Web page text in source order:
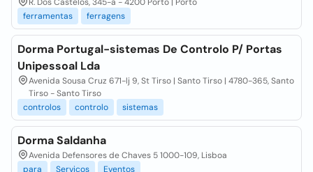
ferramentas
ferragens
Dorma Portugal-sistemas De Controlo P/ Portas
Unipessoal Lda
Avenida Sousa Cruz 671-lj 9, St Tirso | Santo Tirso | 4780-365, Santo
Tirso - Santo Tirso
controlos
controlo sistemas
Dorma Saldanha
Avenida Defensores de Chaves 5 1000-109, Lisboa
para
Serviços Eventos